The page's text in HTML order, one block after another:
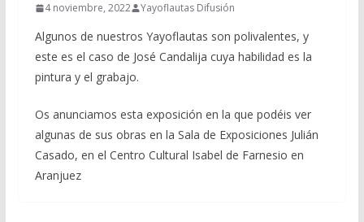
4 noviembre, 2022 Yayoflautas Difusión
Algunos de nuestros Yayoflautas son polivalentes, y
este es el caso de José Candalija cuya habilidad es la
pintura y el grabajo.
Os anunciamos esta exposición en la que podéis ver
algunas de sus obras en la Sala de Exposiciones Julián
Casado, en el Centro Cultural Isabel de Farnesio en
Aranjuez